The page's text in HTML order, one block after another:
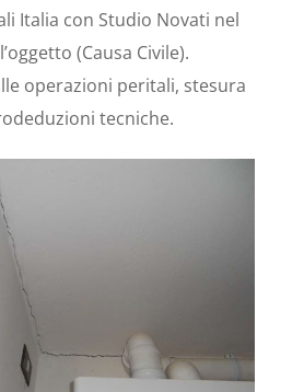
Italia con Studio Novati nel
(Causa Civile).
operazioni peritali, stesura
tecniche.